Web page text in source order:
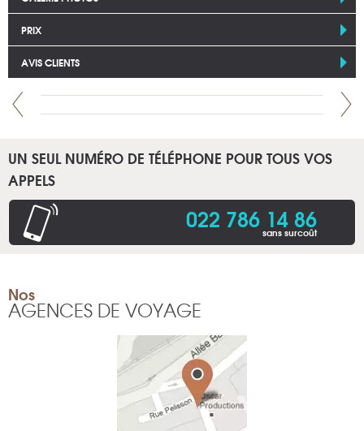
PRIX
AVIS CLIENTS
UN SEUL NUMÉRO DE TÉLÉPHONE POUR TOUS VOS
APPELS
022 786 14 86
sans surcoût
Nos
AGENCES DE VOYAGE